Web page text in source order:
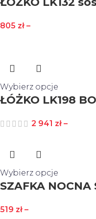
805 zł –
Wybierz opcje
ŁÓŻKO LK198
2 941 zł –
Wybierz opcje
SZAFKA
519 zł –